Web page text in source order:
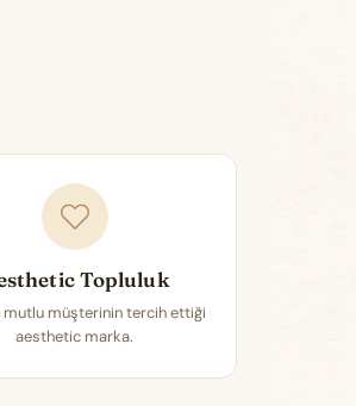
Topluluk
mutlu müşterinin tercih ettiği
aesthetic marka.